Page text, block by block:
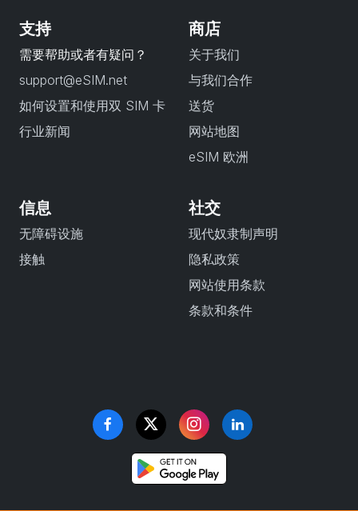
支持
需要帮助或者有疑问？
support@eSIM.net
如何设置和使用双 SIM 卡
行业新闻
商店
关于我们
与我们合作
送货
网站地图
eSIM 欧洲
信息
无障碍设施
接触
社交
现代奴隶制声明
隐私政策
网站使用条款
条款和条件